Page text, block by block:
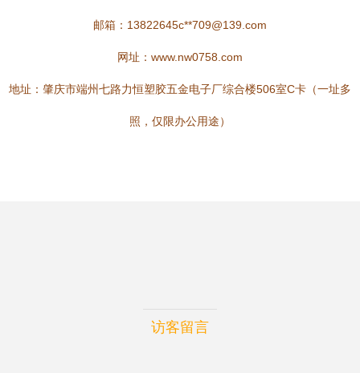
邮箱：13822645c**709@139.com
网址： www.nw0758.com
地址：肇庆市端州七路力恒塑胶五金电子厂综合楼506室C卡（一址多
照，仅限办公用途）
访客留言